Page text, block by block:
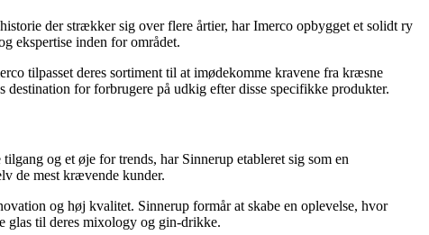
der strækker sig over flere årtier, har Imerco opbygget et solidt ry
ekspertise inden for området.
tilpasset deres sortiment til at imødekomme kravene fra kræsne
for forbrugere på udkig efter disse specifikke produkter.
og et øje for trends, har Sinnerup etableret sig som en
de mest krævende kunder.
og høj kvalitet. Sinnerup formår at skabe en oplevelse, hvor
glas til deres mixology og gin-drikke.